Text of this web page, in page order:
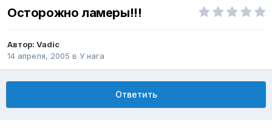
Осторожно ламеры!!!
Автор: Vadic
14 апреля, 2005 в У нага
Ответить